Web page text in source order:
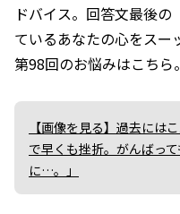
ドバイス。回答文最後
ているあなたの心をスー
第98回のお悩みはこちら。
【画像を見る】過去には
で早くも挫折。がんばっ
に…。」